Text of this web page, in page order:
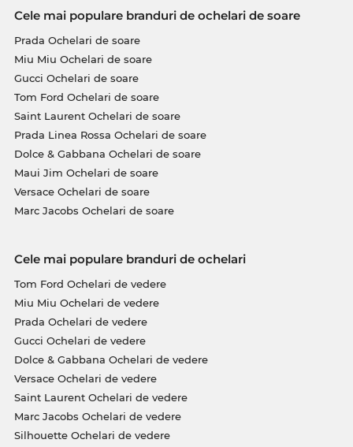
Cele mai populare branduri de ochelari de soare
Prada Ochelari de soare
Miu Miu Ochelari de soare
Gucci Ochelari de soare
Tom Ford Ochelari de soare
Saint Laurent Ochelari de soare
Prada Linea Rossa Ochelari de soare
Dolce & Gabbana Ochelari de soare
Maui Jim Ochelari de soare
Versace Ochelari de soare
Marc Jacobs Ochelari de soare
Cele mai populare branduri de ochelari
Tom Ford Ochelari de vedere
Miu Miu Ochelari de vedere
Prada Ochelari de vedere
Gucci Ochelari de vedere
Dolce & Gabbana Ochelari de vedere
Versace Ochelari de vedere
Saint Laurent Ochelari de vedere
Marc Jacobs Ochelari de vedere
Silhouette Ochelari de vedere